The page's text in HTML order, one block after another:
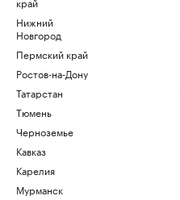
Нижний
Новгород
Пермский край
Ростов-на-Дону
Татарстан
Тюмень
Черноземье
Кавказ
Карелия
Мурманск